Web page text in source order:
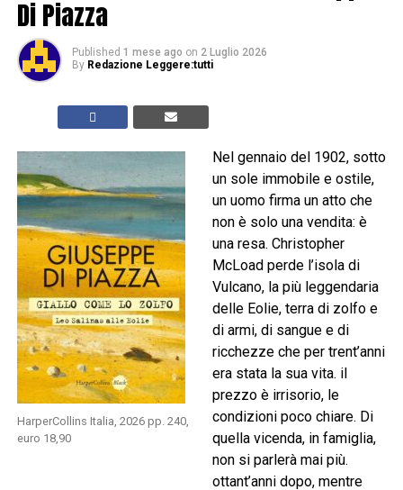
Di Piazza
Published 1 mese ago on 2 Luglio 2026
By Redazione Leggere:tutti
HarperCollins Italia, 2026 pp. 240,
euro 18,90
Nel gennaio del 1902, sotto
un sole immobile e ostile,
un uomo firma un atto che
non è solo una vendita: è
una resa. Christopher
McLoad perde l’isola di
Vulcano, la più leggendaria
delle Eolie, terra di zolfo e
di armi, di sangue e di
ricchezze che per trent’anni
era stata la sua vita. il
prezzo è irrisorio, le
condizioni poco chiare. Di
quella vicenda, in famiglia,
non si parlerà mai più.
ottant’anni dopo, mentre